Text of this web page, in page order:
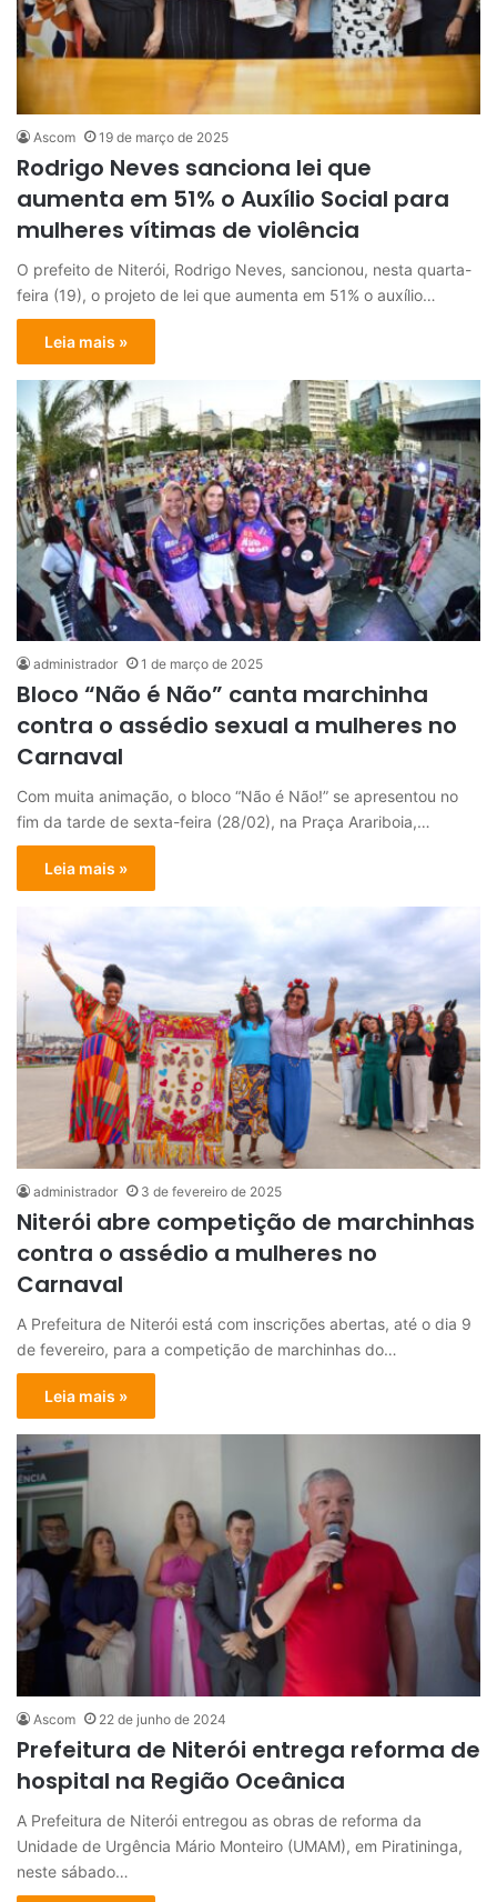
Ascom 19 de março de 2025
Rodrigo Neves sanciona lei que
aumenta em 51% o Auxílio Social para
mulheres vítimas de violência
O prefeito de Niterói, Rodrigo Neves, sancionou, nesta quarta-
feira (19), o projeto de lei que aumenta em 51% o auxílio…
Leia mais »
administrador 1 de março de 2025
Bloco “Não é Não” canta marchinha
contra o assédio sexual a mulheres no
Carnaval
Com muita animação, o bloco “Não é Não!” se apresentou no
fim da tarde de sexta-feira (28/02), na Praça Arariboia,…
Leia mais »
administrador 3 de fevereiro de 2025
Niterói abre competição de marchinhas
contra o assédio a mulheres no
Carnaval
A Prefeitura de Niterói está com inscrições abertas, até o dia 9
de fevereiro, para a competição de marchinhas do…
Leia mais »
Ascom 22 de junho de 2024
Prefeitura de Niterói entrega reforma de
hospital na Região Oceânica
A Prefeitura de Niterói entregou as obras de reforma da
Unidade de Urgência Mário Monteiro (UMAM), em Piratininga,
neste sábado…